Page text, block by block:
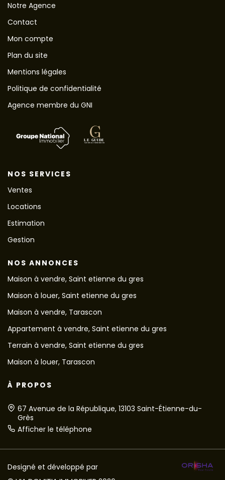
Notre Agence
Contact
Mon compte
Plan du site
Mentions légales
Politique de confidentialité
Agence membre du GNI
NOS SERVICES
Ventes
Locations
Estimation
Gestion
NOS ANNONCES
Maison à vendre, Saint etienne du gres
Maison à louer, Saint etienne du gres
Maison à vendre, Tarascon
Appartement à vendre, Saint etienne du gres
Terrain à vendre, Saint etienne du gres
Maison à louer, Tarascon
À PROPOS
67 Avenue de la République, 13103 Saint-Étienne-du-
Grès
Afficher le téléphone
Designé et développé par